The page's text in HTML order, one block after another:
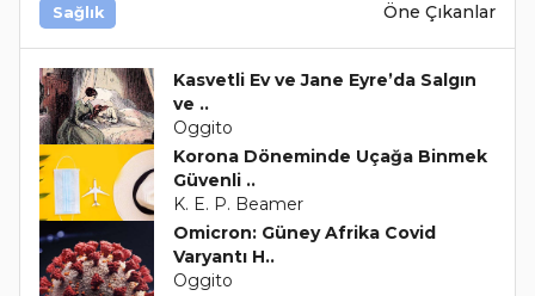
Sağlık Öne Çıkanlar
Kasvetli Ev ve Jane Eyre’da Salgın
ve ..
Oggito
Korona Döneminde Uçağa Binmek
Güvenli ..
K. E. P. Beamer
Omicron: Güney Afrika Covid
Varyantı H..
Oggito